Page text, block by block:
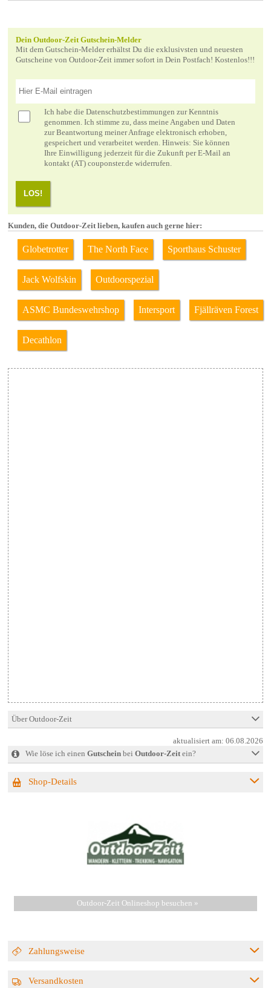
Dein Outdoor-Zeit Gutschein-Melder
Mit dem Gutschein-Melder erhältst Du die exklusivsten und neuesten
Gutscheine von Outdoor-Zeit immer sofort in Dein Postfach! Kostenlos!!!
Ich habe die Datenschutzbestimmungen zur Kenntnis
genommen. Ich stimme zu, dass meine Angaben und Daten
zur Beantwortung meiner Anfrage elektronisch erhoben,
gespeichert und verarbeitet werden. Hinweis: Sie können
Ihre Einwilligung jederzeit für die Zukunft per E-Mail an
kontakt (AT) couponster.de widerrufen.
LOS!
Kunden, die Outdoor-Zeit lieben, kaufen auch gerne hier:
Globetrotter The North Face Sporthaus Schuster
Jack Wolfskin Outdoorspezial
ASMC Bundeswehrshop Intersport Fjällräven Forest
Decathlon
Über Outdoor-Zeit
aktualisiert am:06.08.2026
Wie löse ich einen Gutscheinbei Outdoor-Zeitein?
Shop-Details
Outdoor-Zeit Onlineshop besuchen »
Zahlungsweise
Versandkosten